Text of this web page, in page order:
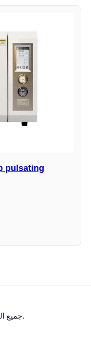
pulsating
© 2026 Kalstein. جميع الحقوق محفوظة.